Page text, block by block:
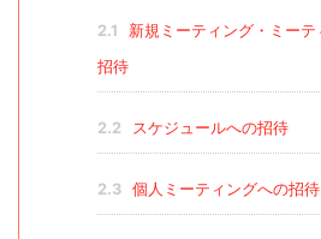
2.1
新規ミーティング・ミー
招待
2.2 スケジュールへの招待
2.3 個人ミーティングへの招待